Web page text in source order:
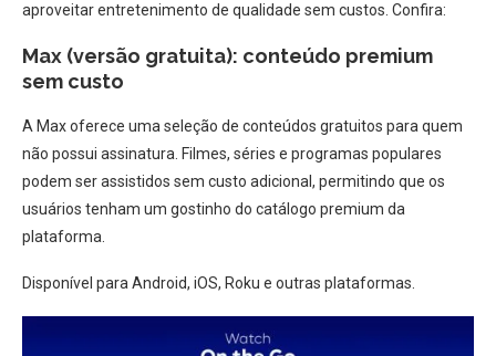
aproveitar entretenimento de qualidade sem custos. Confira:
Max (versão gratuita): conteúdo premium
sem custo
A Max oferece uma seleção de conteúdos gratuitos para quem
não possui assinatura. Filmes, séries e programas populares
podem ser assistidos sem custo adicional, permitindo que os
usuários tenham um gostinho do catálogo premium da
plataforma.
Disponível para Android, iOS, Roku e outras plataformas.